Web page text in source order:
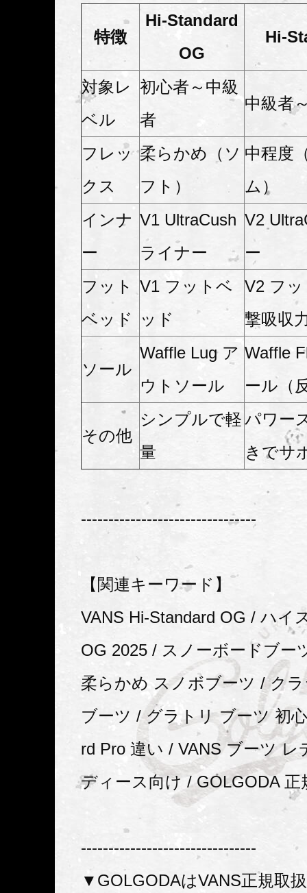
特徴
Hi-Standard
OG
Hi-
対象レ
ベル
初心者～中級
者
中級者
フレッ
クス
柔らかめ（ソ
フト）
中程度
ム）
インナ
ー
V1 UltraCush
ライナー
V2
ー
フット
ベッド
V1 フットベ
ッド
V2 フ
撃吸収
ソール
Waffle Lug ア
ウトソール
Waffle
ール（
その他
シンプルで軽
量
パワー
きでサ
--------------------------------
【関連キーワード】
VANS Hi-Standard OG / ハイ
OG 2025 / スノーボードブー
柔らかめ スノボブーツ / ク
ブーツ / グラトリ ブーツ 初
rd Pro 違い / VANS ブーツ レ
ディース向け / GOLGODA 正
--------------------------------
▼GOLGODAはVANS正規取